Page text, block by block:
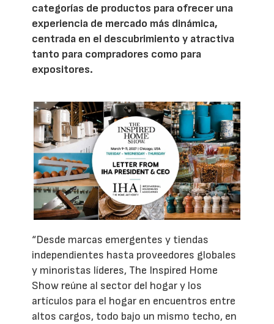
categorías de productos para ofrecer una
experiencia de mercado más dinámica,
centrada en el descubrimiento y atractiva
tanto para compradores como para
expositores.
“Desde marcas emergentes y tiendas
independientes hasta proveedores globales
y minoristas líderes, The Inspired Home
Show reúne al sector del hogar y los
artículos para el hogar en encuentros entre
altos cargos, todo bajo un mismo techo, en